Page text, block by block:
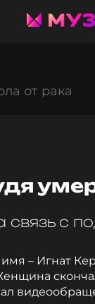
от рака
связь с
– Игнат